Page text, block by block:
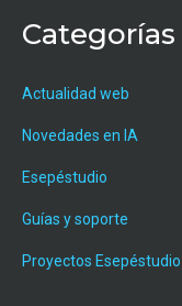
Actualidad web
Novedades en IA
Esepéstudio
Guías y soporte
Proyectos Esepéstudio